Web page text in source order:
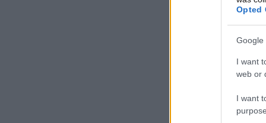
Opted
Google
I want
web or
I want